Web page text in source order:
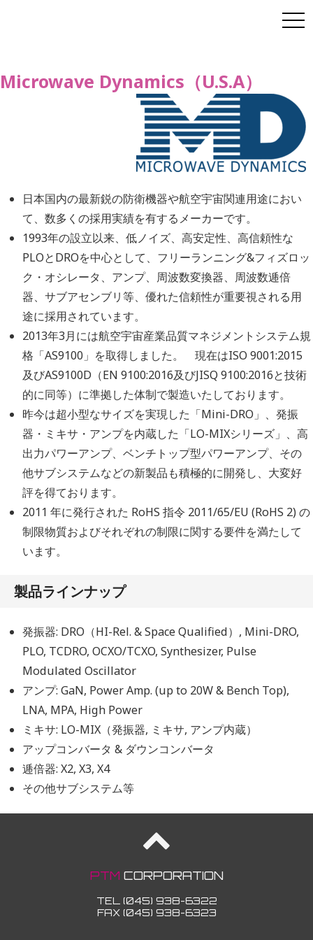
Microwave Dynamics（U.S.A）
日本国内の最新鋭の防衛機器や航空宇宙関連用途におい
て、数多くの採用実績を有するメーカーです。
1993年の設立以来、低ノイズ、高安定性、高信頼性な
PLOとDROを中心として、フリーランニング&フィズロッ
ク・オシレータ、アンプ、周波数変換器、周波数逓倍
器、サブアセンブリ等、優れた信頼性が重要視される用
途に採用されています。
2013年3月には航空宇宙産業品質マネジメントシステム規
格「AS9100」を取得しました。 現在はISO 9001:2015
及びAS9100D（EN 9100:2016及びJISQ 9100:2016と技術
的に同等）に準拠した体制で製造いたしております。
昨今は超小型なサイズを実現した「Mini-DRO」、発振
器・ミキサ・アンプを内蔵した「LO-MIXシリーズ」、高
出力パワーアンプ、ベンチトップ型パワーアンプ、その
他サブシステムなどの新製品も積極的に開発し、大変好
評を得ております。
2011 年に発行された RoHS 指令 2011/65/EU (RoHS 2) の
制限物質およびそれぞれの制限に関する要件を満たして
います。
製品ラインナップ
発振器: DRO（HI-Rel. & Space Qualified）, Mini-DRO,
PLO, TCDRO, OCXO/TCXO, Synthesizer, Pulse
Modulated Oscillator
アンプ: GaN, Power Amp. (up to 20W & Bench Top),
LNA, MPA, High Power
ミキサ: LO-MIX（発振器, ミキサ, アンプ内蔵）
アップコンバータ & ダウンコンバータ
逓倍器: X2, X3, X4
その他サブシステム等
PTM CORPORATION
TEL (045) 938-6322
FAX (045) 938-6323